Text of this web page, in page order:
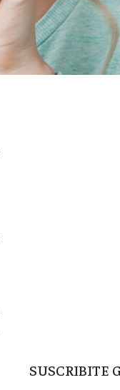
SUSCRIBITE